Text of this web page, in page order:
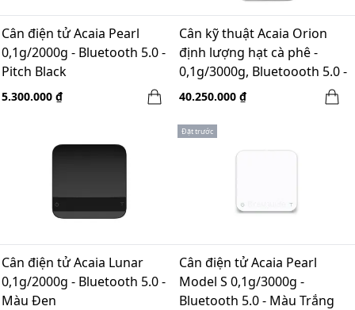
Cân điện tử Acaia Pearl
0,1g/2000g - Bluetooth 5.0 -
Pitch Black
5.300.000 ₫
Cân kỹ thuật Acaia Orion
định lượng hạt cà phê -
0,1g/3000g, Bluetoooth 5.0 -
Space Gray
40.250.000 ₫
Cân điện tử Acaia Lunar
0,1g/2000g - Bluetooth 5.0 -
Màu Đen
Đặt trước
Cân điện tử Acaia Pearl
Model S 0,1g/3000g -
Bluetooth 5.0 - Màu Trắng